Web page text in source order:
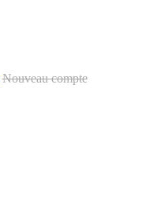
Nouveau compte